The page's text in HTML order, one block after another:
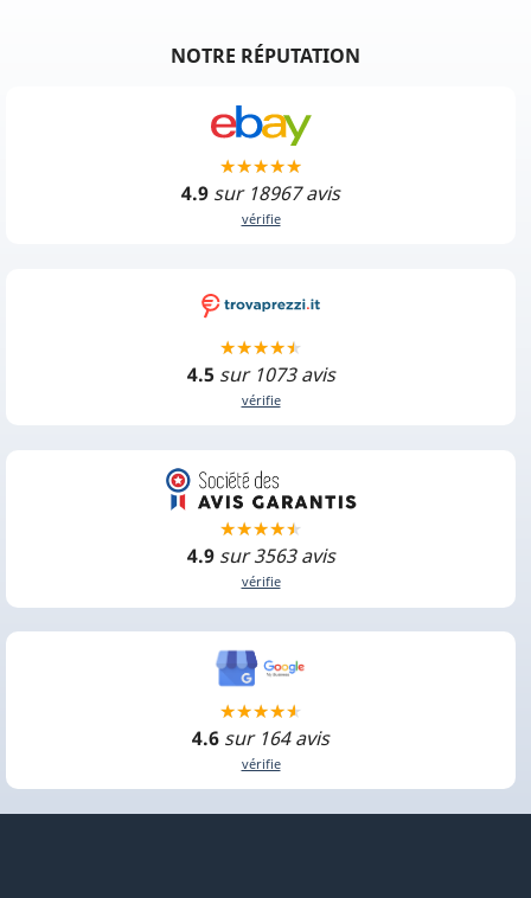
NOTRE RÉPUTATION
4.9 sur 18967 avis
vérifie
4.5 sur 1073 avis
vérifie
4.9 sur 3563 avis
vérifie
4.6 sur 164 avis
vérifie